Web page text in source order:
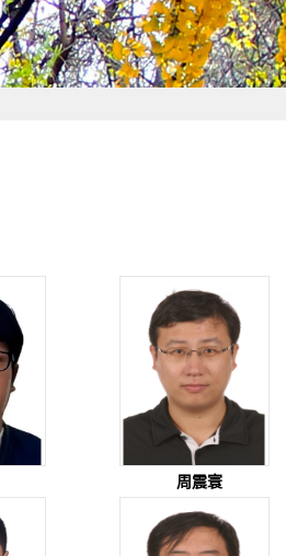
周震寰